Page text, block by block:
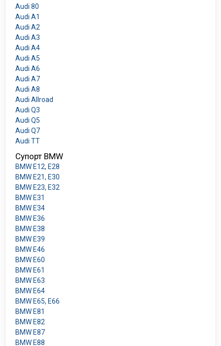
Audi 80
Audi A1
Audi A2
Audi A3
Audi A4
Audi A5
Audi A6
Audi A7
Audi A8
Audi Allroad
Audi Q3
Audi Q5
Audi Q7
Audi TT
Супорт BMW
BMW E12, E28
BMW E21, E30
BMW E23, E32
BMW E31
BMW E34
BMW E36
BMW E38
BMW E39
BMW E46
BMW E60
BMW E61
BMW E63
BMW E64
BMW E65, E66
BMW E81
BMW E82
BMW E87
BMW E88